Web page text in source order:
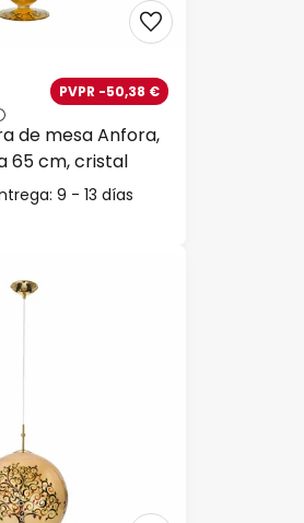
de mesa Anfora,
65 cm, cristal
PVPR -50,38 €
9 - 13 días